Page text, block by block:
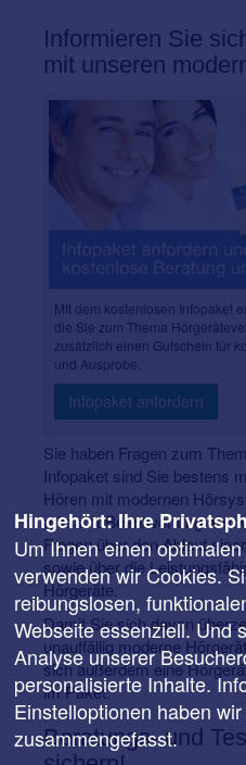
Informieren Sie
mit unseren
MIt dem kostenlosen Infopaket
die Sie zum Thema
zusätzlich einen Gutschein für
und Ausprobe.
Infopaket anfordern
Sie haben Fragen zum
Infopaket sind Sie bestens
Hören mit modernen
mitsamt Beantwortung aller
Fragen über den Ablauf
sowie über die
Hörgeräte.
Damit Sie sich davon
unauffällig moderne
sich außerdem eine
im Paket.
Beratungs- und
Hingehört: Ihre
Um Ihnen einen
verwenden wir Cookies.
reibungslosen,
Webseite essenziell. Und
Analyse unserer
personalisierte Inhalte.
Einstelloptionen haben wir
zusammengefasst.